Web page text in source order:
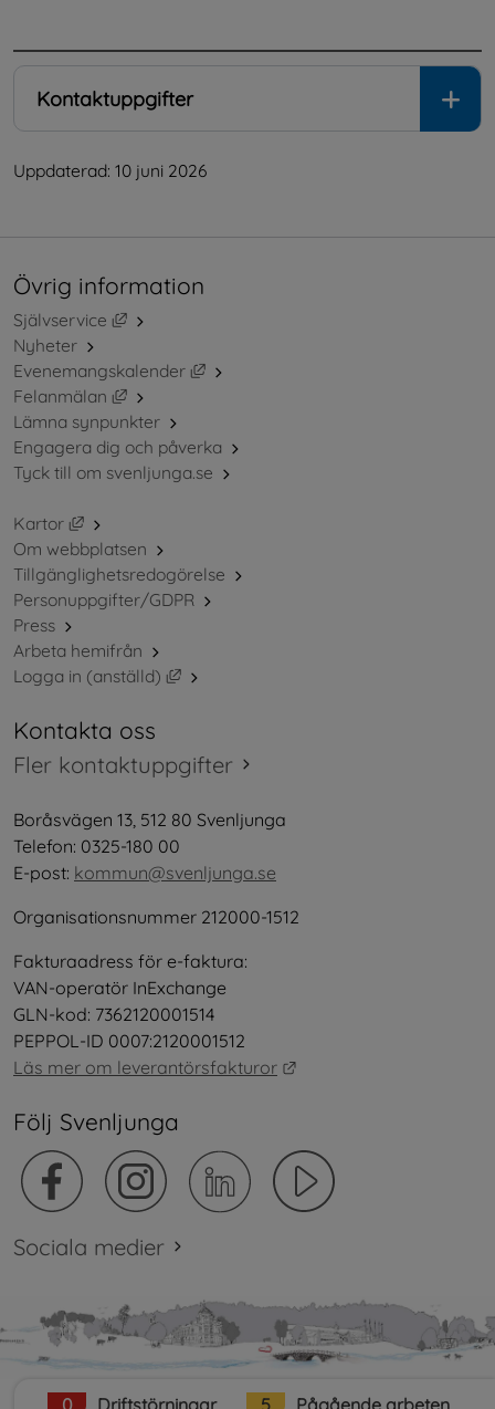
Kontaktuppgifter
Uppdaterad: 10 juni 2026
Övrig information
Självservice
Länk till annan webbplats, öppnas i nytt fönster.
Nyheter
Evenemangskalender
Länk till annan webbplats, öppnas i
Felanmälan
Länk till annan webbplats, öppnas i nytt fönster.
Lämna synpunkter
Engagera dig och påverka
Tyck till om svenljunga.se
Kartor
Länk till annan webbplats, öppnas i nytt fönster.
Om webbplatsen
Tillgänglighetsredogörelse
Personuppgifter/GDPR
Press
Arbeta hemifrån
Logga in (anställd)
Länk till annan webbplats, öppnas i nytt
Kontakta oss
Fler kontaktuppgifter
Boråsvägen 13, 512 80 Svenljunga
Telefon: 0325-180 00
E-post: kommun@svenljunga.se
Organisationsnummer 212000-1512
Fakturaadress för e-faktura:
VAN-operatör InExchange
GLN-kod: 7362120001514
PEPPOL-ID 0007:2120001512
Läs mer om leverantörsfakturor
Följ Svenljunga
Sociala medier
0 Driftstörningar 5 Pågående arbeten